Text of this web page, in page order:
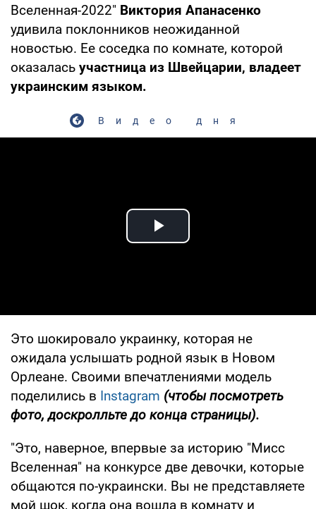
Вселенная-2022" Виктория Апанасенко
удивила поклонников неожиданной
новостью. Ее соседка по комнате, которой
оказалась участница из Швейцарии, владеет
украинским языком.
Видео дня
Play Video
Это шокировало украинку, которая не
ожидала услышать родной язык в Новом
Орлеане. Своими впечатлениями модель
поделились в Instagram (чтобы посмотреть
фото, доскролльте до конца страницы).
"Это, наверное, впервые за историю "Мисс
Вселенная" на конкурсе две девочки, которые
общаются по-украински. Вы не представляете
мой шок, когда она вошла в комнату и